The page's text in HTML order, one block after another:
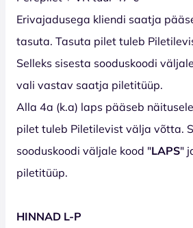
Erivajadusega kliendi saatja
tasuta. Tasuta pilet tuleb
Selleks sisesta sooduskoodi
vali vastav saatja piletitüüp.
Alla 4a (k.a) laps pääseb
pilet tuleb Piletilevist välja võtta.
sooduskoodi väljale kood "LAPS"
piletitüüp.
HINNAD L-P